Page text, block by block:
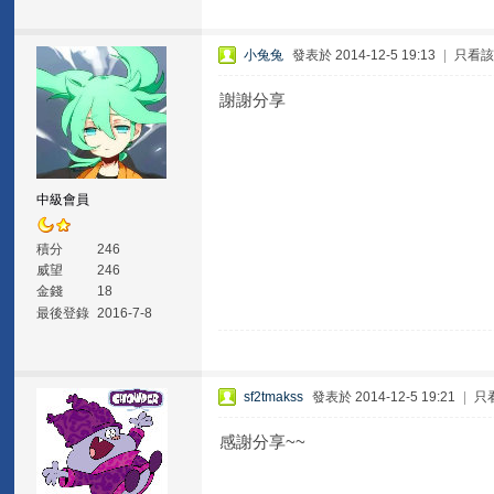
中級會員
積分
246
威望
246
金錢
18
最後登錄 2016-7-8
小兔兔 發表於 2014-12-5 19:13 只看
謝謝分享
sf2tmakss 發表於 2014-12-5 19:21 只
感謝分享~~